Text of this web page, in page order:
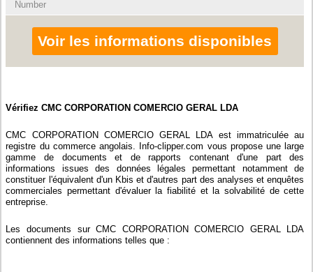
Number
Voir les informations disponibles
Vérifiez CMC CORPORATION COMERCIO GERAL LDA
CMC CORPORATION COMERCIO GERAL LDA est immatriculée au
registre du commerce angolais. Info-clipper.com vous propose une large
gamme de documents et de rapports contenant d'une part des
informations issues des données légales permettant notamment de
constituer l'équivalent d'un Kbis et d'autres part des analyses et enquêtes
commerciales permettant d'évaluer la fiabilité et la solvabilité de cette
entreprise.
Les documents sur CMC CORPORATION COMERCIO GERAL LDA
contiennent des informations telles que :